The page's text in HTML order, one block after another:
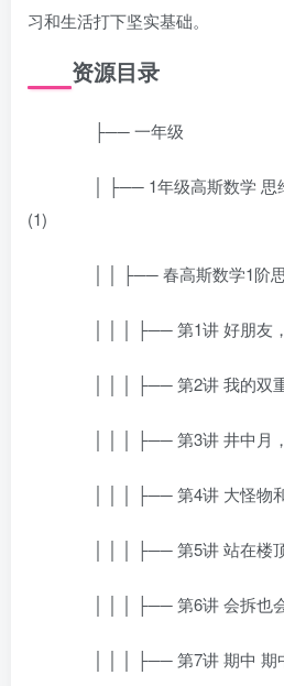
习和生活打下坚实基础。
资源目录
├── 一年级
│ ├── 1年级高斯数学 思
(1)
│ │ ├── 春高斯数学1阶思
│ │ │ ├── 第1讲 好朋友，
│ │ │ ├── 第2讲 我的双重
│ │ │ ├── 第3讲 井中月，
│ │ │ ├── 第4讲 大怪物和
│ │ │ ├── 第5讲 站在楼顶
│ │ │ ├── 第6讲 会拆也会
│ │ │ ├── 第7讲 期中 期